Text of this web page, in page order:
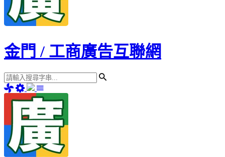
金門 / 工商廣告互聯網